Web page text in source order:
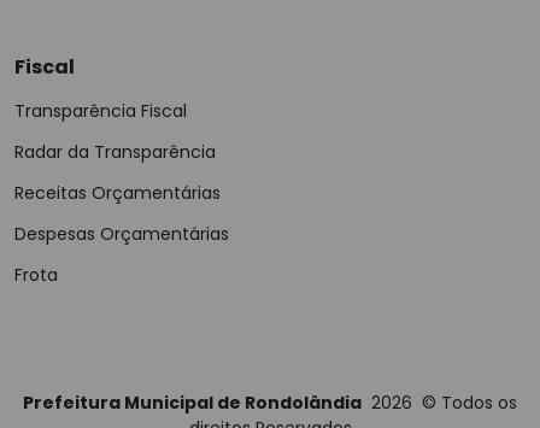
Fiscal
Transparência Fiscal
Radar da Transparência
Receitas Orçamentárias
Despesas Orçamentárias
Frota
Prefeitura Municipal de Rondolândia 2026 © Todos os